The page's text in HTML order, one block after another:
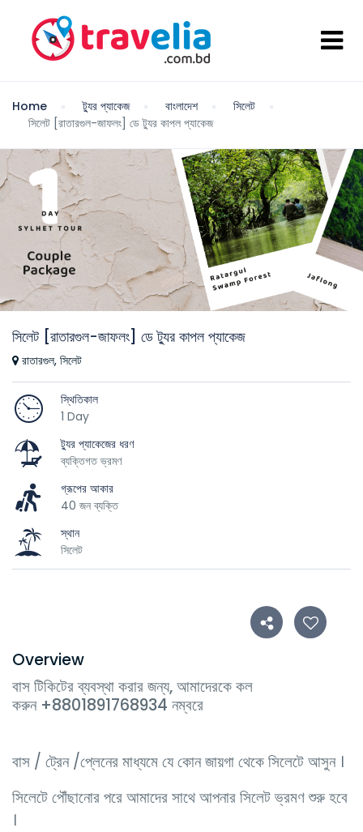
Home ট্যুর প্যাকেজ বাংলাদেশ
সিলেট
সিলেট [রাতারগুল-জাফলং] ডে ট্যুর কাপল প্যাকেজ
সিলেট [রাতারগুল-জাফলং] ডে ট্যুর কাপল প্যাকেজ
রাতারগুল, সিলেট
স্থিতিকাল
1 Day
ট্যুর প্যাকেজের ধরণ
ব্যক্তিগত ভ্রমণ
গ্রূপের আকার
40 জন ব্যক্তি
স্থান
সিলেট
Overview
বাস টিকিটের ব্যবস্থা করার জন্য, আমাদেরকে কল
করুন +8801891768934 নম্বরে
বাস / ট্রেন /প্লেনের মাধ্যমে যে কোন জায়গা থেকে সিলেটে আসুন ।
সিলেটে পৌঁছানোর পরে আমাদের সাথে আপনার সিলেট ভ্রমণ শুরু হবে
।